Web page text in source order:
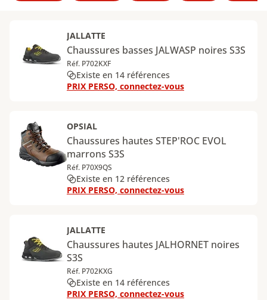
JALLATTE
Chaussures basses JALWASP noires S3S
Réf. P702KXF
Existe en 14 références
PRIX PERSO, connectez-vous
OPSIAL
Chaussures hautes STEP'ROC EVOL
marrons S3S
Réf. P70X9QS
Existe en 12 références
PRIX PERSO, connectez-vous
JALLATTE
Chaussures hautes JALHORNET noires
S3S
Réf. P702KXG
Existe en 14 références
PRIX PERSO, connectez-vous